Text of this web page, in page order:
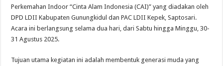
Perkemahan Indoor “Cinta Alam Indonesia (CAI)” yang diadakan oleh
DPD LDII Kabupaten Gunungkidul dan PAC LDII Kepek, Saptosari.
Acara ini berlangsung selama dua hari, dari Sabtu hingga Minggu, 30-
31 Agustus 2025.
Tujuan utama kegiatan ini adalah membentuk generasi muda yang